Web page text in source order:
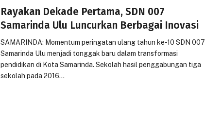
Rayakan Dekade Pertama, SDN 007
Samarinda Ulu Luncurkan Berbagai Inovasi
SAMARINDA: Momentum peringatan ulang tahun ke-10 SDN 007
Samarinda Ulu menjadi tonggak baru dalam transformasi
pendidikan di Kota Samarinda. Sekolah hasil penggabungan tiga
sekolah pada 2016…